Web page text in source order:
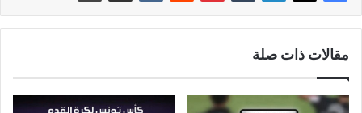
مقالات ذات صلة